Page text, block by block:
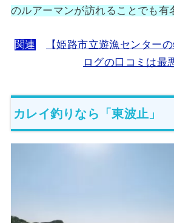
のルアーマンが訪れることでも有
関連
【姫路市立遊漁センター
ログの口コミは最
カレイ釣りなら「東波止」